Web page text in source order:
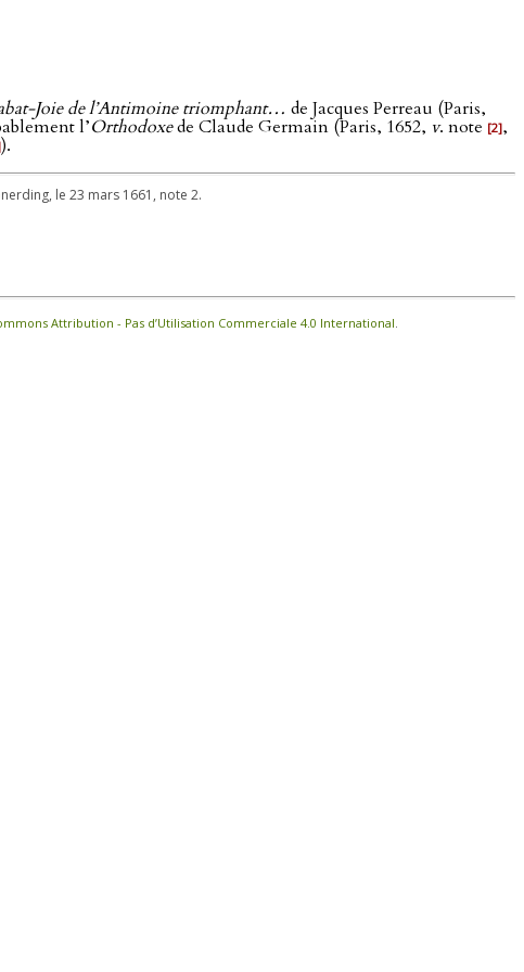
Joie de l’Antimoine triomphant… de Jacques Perreau (Paris,
l’Orthodoxede Claude Germain (Paris, 1652, v. note [2],
).
le 23 mars 1661, note 2.
Attribution - Pas d’Utilisation Commerciale 4.0 International.